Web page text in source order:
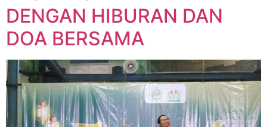
DENGAN HIBURAN DAN
DOA BERSAMA